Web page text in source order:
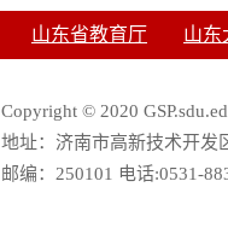
山东省教育厅 山东
Copyright © 2020
地址：济南市高新技术开发
邮编：250101 电话:0531-